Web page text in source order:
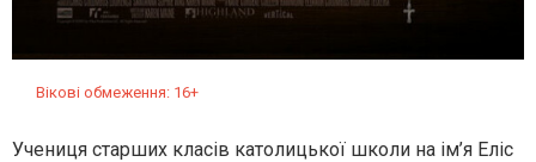
Вікові обмеження: 16+
Учениця старших класів католицької школи на ім’я Еліс